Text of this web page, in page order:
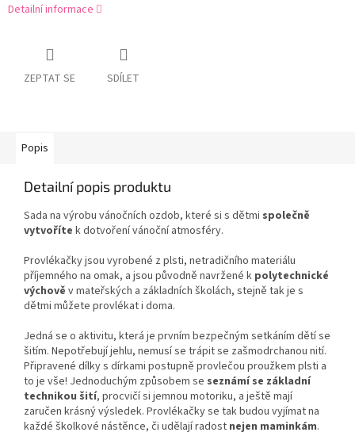
Detailní informace
ZEPTAT SE SDÍLET
Popis
Detailní popis produktu
Sada na výrobu vánočních ozdob, které si s dětmi společně
vytvoříte k dotvoření vánoční atmosféry.
Provlékačky jsou vyrobené z plsti, netradičního materiálu
příjemného na omak, a jsou původně navržené k polytechnické
výchově v mateřských a základních školách, stejně tak je s
dětmi můžete provlékat i doma.
Jedná se o aktivitu, která je prvním bezpečným setkáním dětí se
šitím. Nepotřebují jehlu, nemusí se trápit se zašmodrchanou nití.
Připravené dílky s dírkami postupně provlečou proužkem plsti a
to je vše! Jednoduchým způsobem se seznámí se základní
technikou šití, procvičí si jemnou motoriku, a ještě mají
zaručen krásný výsledek. Provlékačky se tak budou vyjímat na
každé školkové nástěnce, či udělají radost nejen maminkám.